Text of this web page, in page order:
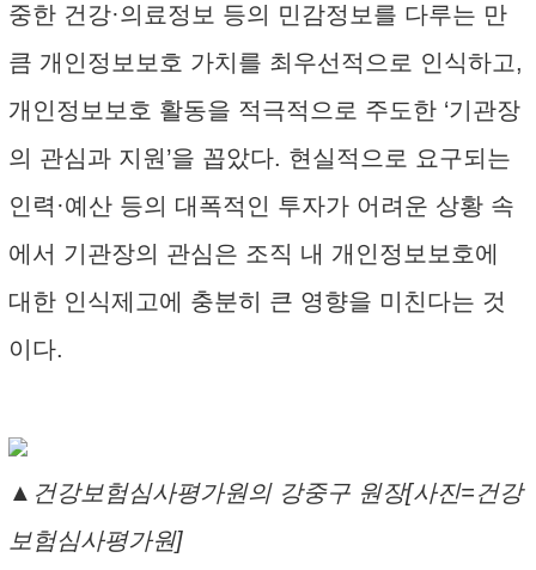
중한 건강·의료정보 등의 민감정보를 다루는 만
큼 개인정보보호 가치를 최우선적으로 인식하고,
개인정보보호 활동을 적극적으로 주도한 ‘기관장
의 관심과 지원’을 꼽았다. 현실적으로 요구되는
인력·예산 등의 대폭적인 투자가 어려운 상황 속
에서 기관장의 관심은 조직 내 개인정보보호에
대한 인식제고에 충분히 큰 영향을 미친다는 것
이다.
▲건강보험심사평가원의 강중구 원장[사진=건강
보험심사평가원]